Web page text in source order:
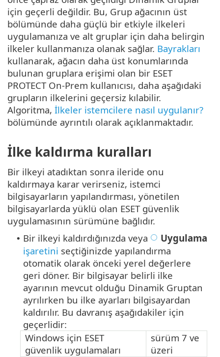
için geçerli değildir. Bu, Grup ağacının üst
bölümünde daha güçlü bir etkiyle ilkeleri
uygulamanıza ve alt gruplar için daha belirgin
ilkeler kullanmanıza olanak sağlar. Bayrakları
kullanarak, ağacın daha üst konumlarında
bulunan gruplara erişimi olan bir ESET
PROTECT On-Prem kullanıcısı, daha aşağıdaki
grupların ilkelerini geçersiz kılabilir.
Algoritma, İlkeler istemcilere nasıl uygulanır?
bölümünde ayrıntılı olarak açıklanmaktadır.
İlke kaldırma kuralları
Bir ilkeyi atadıktan sonra ileride onu
kaldırmaya karar verirseniz, istemci
bilgisayarların yapılandırması, yönetilen
bilgisayarlarda yüklü olan ESET güvenlik
uygulamasının sürümüne bağlıdır.
• Bir ilkeyi kaldırdığınızda veya
Uygulama
işaretini seçtiğinizde yapılandırma
otomatik olarak önceki yerel değerlere
geri döner. Bir bilgisayar belirli ilke
ayarının mevcut olduğu Dinamik Gruptan
ayrılırken bu ilke ayarları bilgisayardan
kaldırılır. Bu davranış aşağıdakiler için
geçerlidir:
Windows için ESET
güvenlik uygulamaları
sürüm 7 ve
üzeri